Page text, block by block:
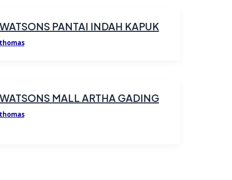
WATSONS PANTAI INDAH KAPUK
thomas
WATSONS MALL ARTHA GADING
thomas